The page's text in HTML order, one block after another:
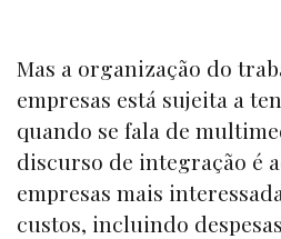
Mas a organização do
empresas está sujeita a
quando se fala de
discurso de integração é
empresas mais
custos, incluindo